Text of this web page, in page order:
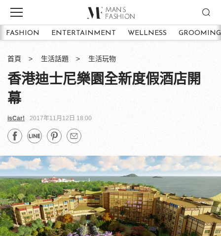
FASHION ENTERTAINMENT WELLNESS GROOMING
首頁 生活話題 生活玩物
香港迪士尼樂園全新度假酒店開
幕
isCar! 2017年11月12日 18:00